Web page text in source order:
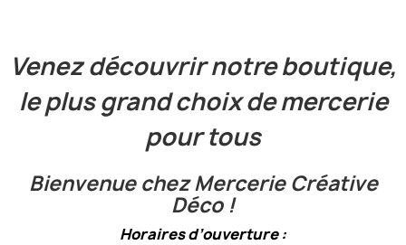
Venez découvrir notre boutique,
le plus grand choix de mercerie
pour tous
Bienvenue chez Mercerie Créative
Déco !
Horaires d’ouverture :